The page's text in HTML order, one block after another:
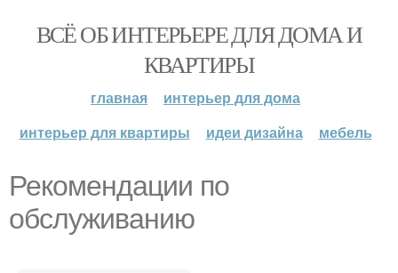
ВСЁ ОБ ИНТЕРЬЕРЕ ДЛЯ ДОМА И
КВАРТИРЫ
главная
интерьер для дома
интерьер для квартиры
идеи дизайна мебель
Рекомендации по
обслуживанию